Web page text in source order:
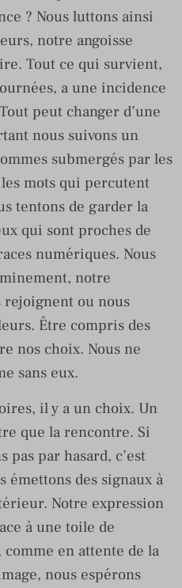
? Nous luttons ainsi
notre angoisse
Tout ce qui survient,
a une incidence
peut changer d’une
nous suivons un
submergés par les
mots qui percutent
tentons de garder la
qui sont proches de
numériques. Nous
notre
rejoignent ou nous
Être compris des
nos choix. Nous ne
sans eux.
il y a un choix. Un
que la rencontre. Si
pas par hasard, c’est
émettons des signaux à
Notre expression
à une toile de
en attente de la
nous espérons